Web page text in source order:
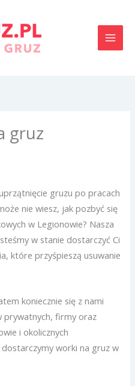
gruz
gruzu po pracach
nie wiesz, jak pozbyć się
w Legionowie? Nasza
w stanie dostarczyć Ci
które przyśpieszą usuwanie
koniecznie się z nami
prywatnych, firmy oraz
i okolicznych
worki na gruz w